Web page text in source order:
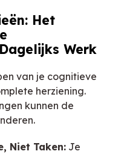
Het
Werk
van je cognitieve
herziening.
kunnen de
Niet Taken: Je